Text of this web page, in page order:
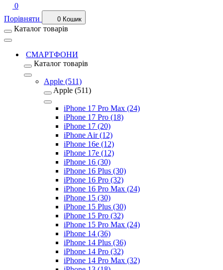
0
Порівняти
0 Кошик
Каталог товарів
СМАРТФОНИ
Каталог товарів
Apple (511)
Apple (511)
iPhone 17 Pro Max (24)
iPhone 17 Pro (18)
iPhone 17 (20)
iPhone Air (12)
iPhone 16e (12)
iPhone 17e (12)
iPhone 16 (30)
iPhone 16 Plus (30)
iPhone 16 Pro (32)
iPhone 16 Pro Max (24)
iPhone 15 (30)
iPhone 15 Plus (30)
iPhone 15 Pro (32)
iPhone 15 Pro Max (24)
iPhone 14 (36)
iPhone 14 Plus (36)
iPhone 14 Pro (32)
iPhone 14 Pro Max (32)